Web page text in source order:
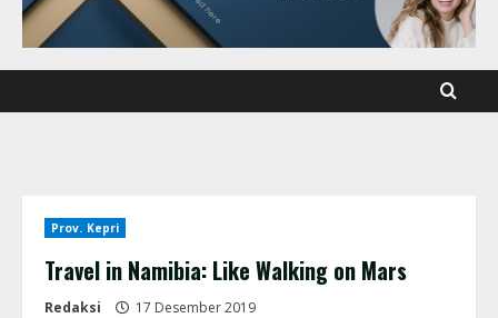
Prov. Kepri
Travel in Namibia: Like Walking on Mars
Redaksi 17 Desember 2019